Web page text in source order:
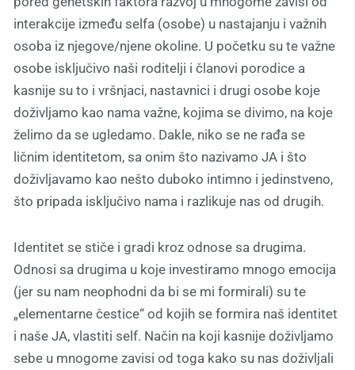
interakcije između selfa (osobe) u nastajanju i važnih
osoba iz njegove/njene okoline. U početku su te važne
osobe isključivo naši roditelji i članovi porodice a
kasnije su to i vršnjaci, nastavnici i drugi osobe koje
doživljamo kao nama važne, kojima se divimo, na koje
želimo da se ugledamo. Dakle, niko se ne rađa se
ličnim identitetom, sa onim što nazivamo JA i što
doživljavamo kao nešto duboko intimno i jedinstveno,
što pripada isključivo nama i razlikuje nas od drugih.
Identitet se stiče i gradi kroz odnose sa drugima.
Odnosi sa drugima u koje investiramo mnogo emocija
(jer su nam neophodni da bi se mi formirali) su te
„elementarne čestice“ od kojih se formira naš identitet
i naše JA, vlastiti self. Način na koji kasnije doživljamo
sebe u mnogome zavisi od toga kako su nas doživljali